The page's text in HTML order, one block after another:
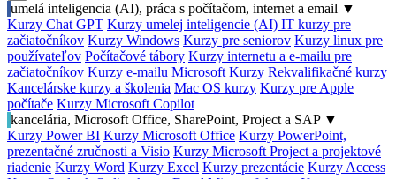
umelá inteligencia (AI), práca s počítačom, internet a email ▼
Kurzy Chat GPT Kurzy umelej inteligencie (AI) IT kurzy pre
začiatočníkov Kurzy Windows Kurzy pre seniorov Kurzy linux pre
používateľov Počítačové tábory Kurzy internetu a e-mailu pre
začiatočníkov Kurzy e-mailu Microsoft Kurzy Rekvalifikačné kurzy
Kancelárske kurzy a školenia Mac OS kurzy Kurzy pre Apple
počítače Kurzy Microsoft Copilot
kancelária, Microsoft Office, SharePoint, Project a SAP ▼
Kurzy Power BI Kurzy Microsoft Office Kurzy PowerPoint,
prezentačné zručnosti a Visio Kurzy Microsoft Project a projektové
riadenie Kurzy Word Kurzy Excel Kurzy prezentácie Kurzy Access